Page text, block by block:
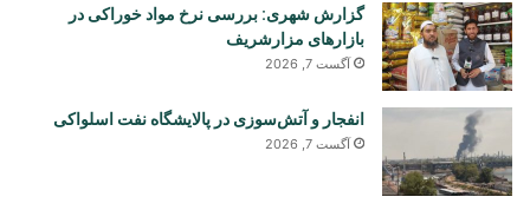
گزارش شهری: بررسی نرخ مواد خوراکی در
بازارهای مزارشریف
آگست 7, 2026
انفجار و آتش‌سوزی در پالایشگاه نفت اسلواکی
آگست 7, 2026